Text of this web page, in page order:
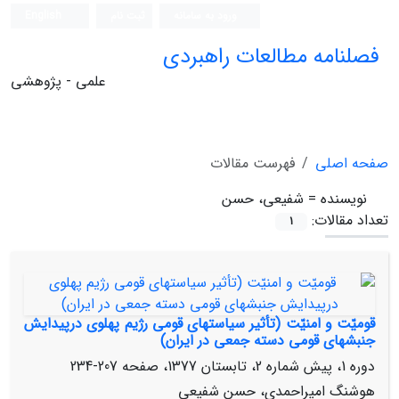
فصلنامه مطالعات راهبردی
علمی - پژوهشی
صفحه اصلی
فهرست مقالات
نویسنده = شفیعی، حسن
تعداد مقالات:
1
قومیّت‌ و امنیّت‌ (تأثیر سیاستهای قومی رژیم پهلوی درپیدایش
جنبش‏های قومی دسته جمعی در ایران)
دوره 1، پیش شماره 2، تابستان 1377، صفحه
207-234
هوشنگ امیراحمدی، حسن شفیعی